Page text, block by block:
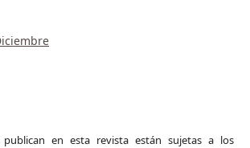
en esta revista están sujetas a los